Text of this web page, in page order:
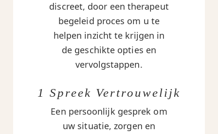
discreet, door een therapeut
begeleid proces om u te
helpen inzicht te krijgen in
de geschikte opties en
vervolgstappen.
1 Spreek Vertrouwelijk
Een persoonlijk gesprek om
uw situatie, zorgen en